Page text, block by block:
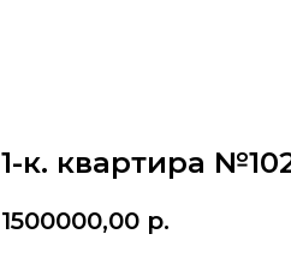
1-к. квартира
1500000,00 р.